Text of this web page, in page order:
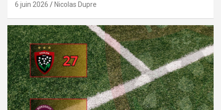
6 juin 2026 Nicolas Dupre